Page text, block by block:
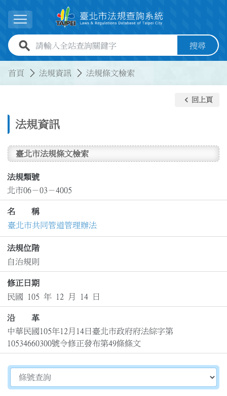
展開選單
全站查詢關鍵字欄位 搜尋
首頁 法規資訊 法規條文檢索
法規資訊
keyboard_arrow_left 回上頁
臺北市法規條文檢索
法規類號
北市06－03－4005
名 稱
臺北市共同管道管理辦法
法規位階
自治規則
修正日期
民國 105 年 12 月 14 日
沿 革
中華民國105年12月14日臺北市政府府法綜字第
10534660300號令修正發布第49條條文
切換選擇法規資訊內容